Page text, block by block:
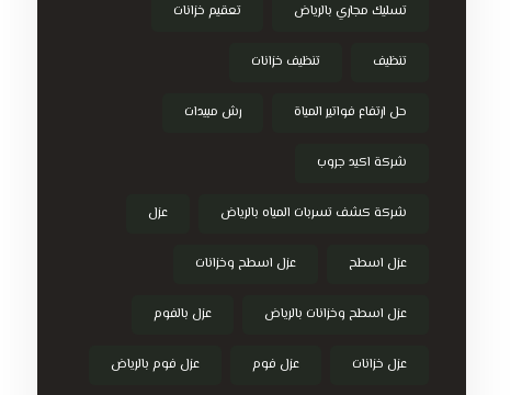
تسليك مجاري بالرياض تعقيم خزانات
تنظيف تنظيف خزانات
حل ارتفاع فواتير المياة رش مبيدات
شركة اكيد جروب
شركة كشف تسربات المياه بالرياض عزل
عزل اسطح عزل اسطح وخزانات
عزل اسطح وخزانات بالرياض عزل بالفوم
عزل خزانات عزل فوم عزل فوم بالرياض